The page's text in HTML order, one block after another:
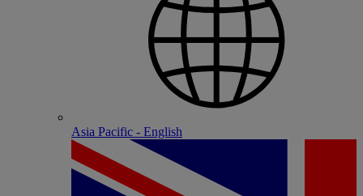
Asia Pacific - English